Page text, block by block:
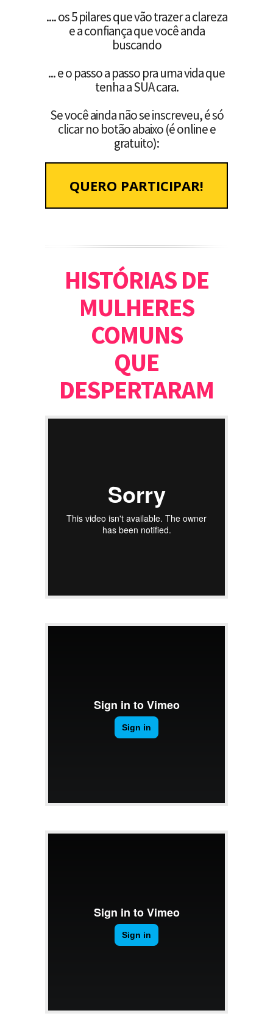
.... os 5 pilares que vão trazer a clareza
e a confiança que você anda
buscando
... e o passo a passo pra uma vida que
tenha a SUA cara.
Se você ainda não se inscreveu, é só
clicar no botão abaixo (é online e
gratuito):
QUERO PARTICIPAR!
HISTÓRIAS DE
MULHERES
COMUNS
QUE
DESPERTARAM